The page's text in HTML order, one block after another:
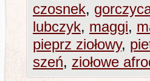
czosnek,
lubczyk, maggi,
pieprz ziołowy,
szeń, ziołowe